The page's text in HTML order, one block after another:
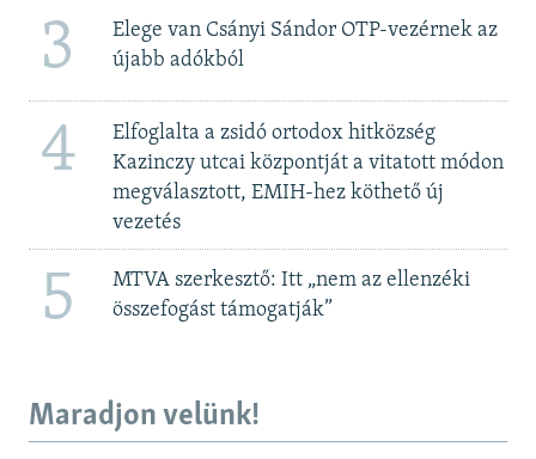
3
Elege van Csányi Sándor OTP-vezérnek az
újabb adókból
4
Elfoglalta a zsidó ortodox hitközség
Kazinczy utcai központját a vitatott módon
megválasztott, EMIH-hez köthető új
vezetés
5
MTVA szerkesztő: Itt „nem az ellenzéki
összefogást támogatják”
Maradjon velünk!